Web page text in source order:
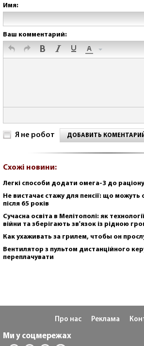
Имя:
Ваш комментарий:
Я не робот ДОБАВИТЬ КОМЕНТАРИЙ
Схожі новини:
Легкі способи додати омега-3 до раціону
Не вистачає стажу для пенсії: що можуть
після 65 років
Сучасна освіта в Мелітополі: як
війни та зберігають зв'язок із рідною
Как ухаживать за грилем, чтобы он
Вентилятор з пультом дистанційного
переплачувати
Про нас Реклама
Ми у соцмережах